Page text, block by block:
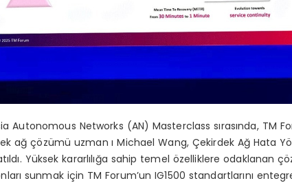
Networks (AN) Masterclass sırasında, TM
ağ çözümü uzman ı Michael Wang, Çekirdek Ağ Hata
Yüksek kararlılığa sahip temel özelliklere odaklanan
sunmak için TM Forum’un IG1500 standartlarını